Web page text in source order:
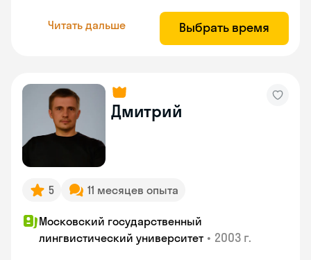
Читать дальше Выбрать время
Дмитрий
5 11 месяцев опыта
Московский государственный
лингвистический университет • 2003 г.